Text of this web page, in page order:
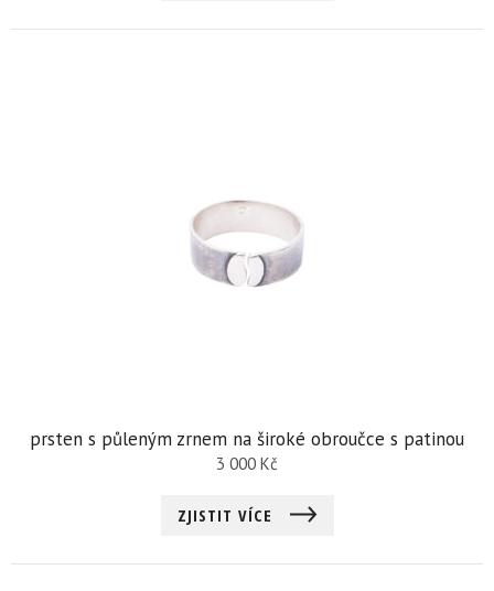
prsten s půleným zrnem na široké obroučce s patinou
3 000 Kč
ZJISTIT VÍCE